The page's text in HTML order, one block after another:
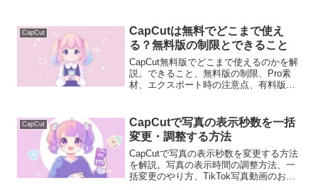
CapCut
CapCutは無料でどこまで使え
る？無料版の制限とできること
CapCut無料版でどこまで使えるのかを解
説。できること、無料版の制限、Pro素
材、エクスポート時の注意点、有料版と
CapCut
CapCutで写真の表示秒数を一括
変更・調整する方法
CapCutで写真の表示秒数を変更する方法
を解説。写真の表示時間の調整方法、一
括変更のやり方、TikTok写真動画のおす